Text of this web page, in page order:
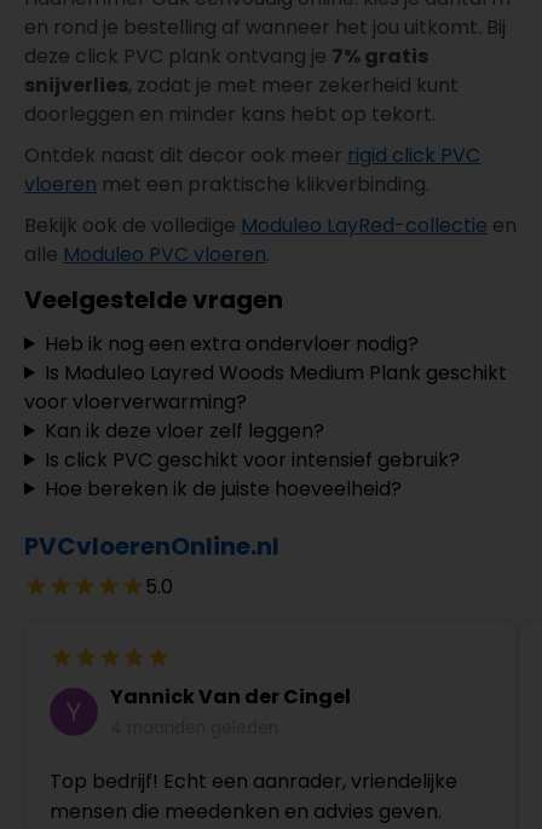
en rond je bestelling af wanneer het jou uitkomt. Bij
deze click PVC plank ontvang je 7% gratis
snijverlies, zodat je met meer zekerheid kunt
doorleggen en minder kans hebt op tekort.
Ontdek naast dit decor ook meer rigid click PVC
vloeren met een praktische klikverbinding.
Bekijk ook de volledige Moduleo LayRed-collectie en
alle Moduleo PVC vloeren.
Veelgestelde vragen
Heb ik nog een extra ondervloer nodig?
Is Moduleo Layred Woods Medium Plank geschikt
voor vloerverwarming?
Kan ik deze vloer zelf leggen?
Is click PVC geschikt voor intensief gebruik?
Hoe bereken ik de juiste hoeveelheid?
PVCvloerenOnline.nl
5.0
Yannick Van der Cingel
Top bedrijf! Echt een aanrader, vriendelijke
mensen die meedenken en advies geven.